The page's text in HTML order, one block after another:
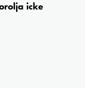
icke